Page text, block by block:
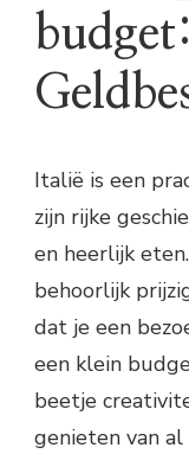
budget:
Italië is een
zijn rijke
en heerlijk
behoorlijk
dat je een
een klein
beetje
genieten van